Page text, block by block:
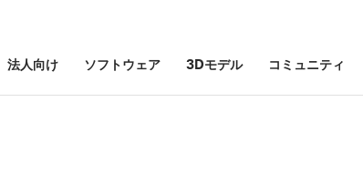
法人向け ソフトウェア 3Dモデル コミュニティ